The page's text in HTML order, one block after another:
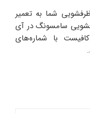
شما به تعمیر
سامسونگ در آی‌
با شماره‌های